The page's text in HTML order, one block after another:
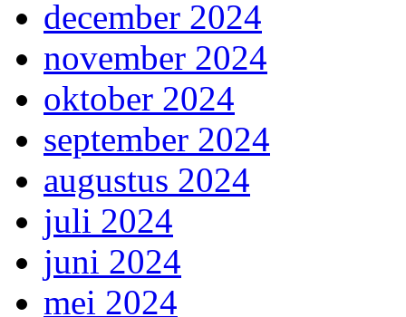
december 2024
november 2024
oktober 2024
september 2024
augustus 2024
juli 2024
juni 2024
mei 2024